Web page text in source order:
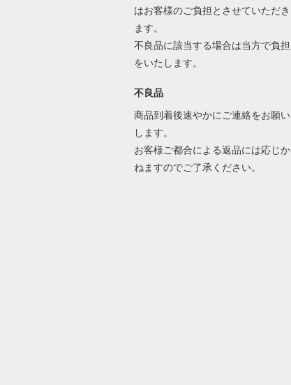
はお客様のご負担とさせていただき
ます。
不良品に該当する場合は当方で負担
をいたします。
不良品
商品到着後速やかにご連絡をお願い
します。
お客様ご都合による返品には応じか
ねますのでご了承ください。